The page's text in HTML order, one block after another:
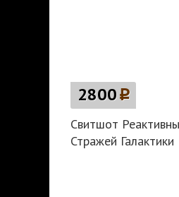
2800p
Свитшот
Стражей Галактики